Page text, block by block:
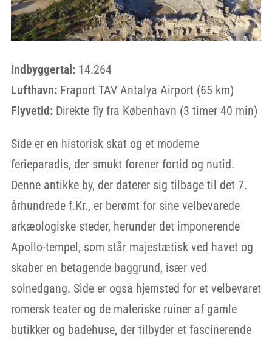
Indbyggertal:14.264
Lufthavn:Fraport TAV Antalya Airport (65 km)
Flyvetid:Direkte fly fra København (3 timer 40 min)
Side er en historisk skat og et moderne
ferieparadis, der smukt forener fortid og nutid.
Denne antikke by, der daterer sig tilbage til det 7.
århundrede f.Kr., er berømt for sine velbevarede
arkæologiske steder, herunder det imponerende
Apollo-tempel, som står majestætisk ved havet og
skaber en betagende baggrund, især ved
solnedgang. Side er også hjemsted for et velbevaret
romersk teater og de maleriske ruiner af gamle
butikker og badehuse, der tilbyder et fascinerende